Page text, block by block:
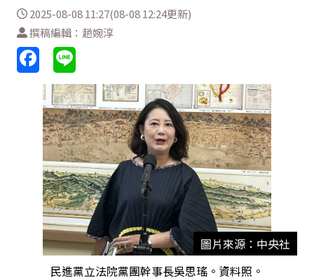
2025-08-08 11:27(08-08 12:24更新)
撰稿編輯：趙婉淳
圖片來源：中央社
民進黨立法院黨團幹事長吳思瑤。資料照。